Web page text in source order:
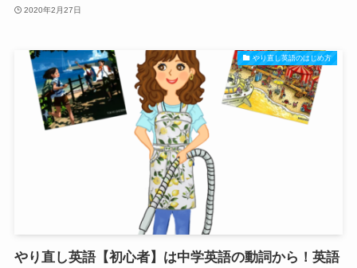
2020年2月27日
やり直し英語のはじめ方
やり直し英語【初心者】は中学英語の動詞から！英語